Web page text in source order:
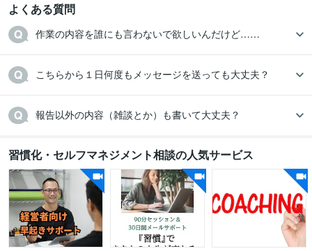
よくある質問
作業の内容を誰にも言わないで欲しいんだけど……
こちらから１日何度もメッセージを送っても大丈夫？
報告以外の内容（雑談とか）も書いて大丈夫？
習慣化・セルフマネジメント相談の人気サービス